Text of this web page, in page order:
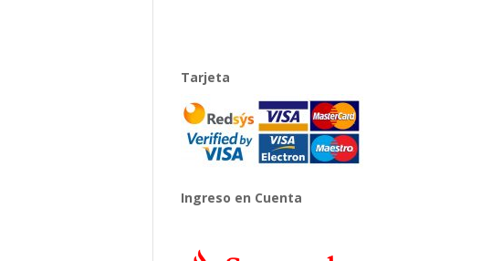
Tarjeta
Ingreso en Cuenta